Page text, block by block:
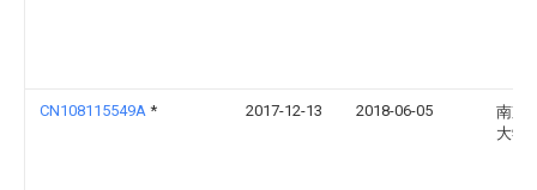
CN108115549A * 2017-12-13 2018-06-05
南京
大学